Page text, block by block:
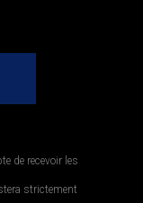
de recevoir les
strictement